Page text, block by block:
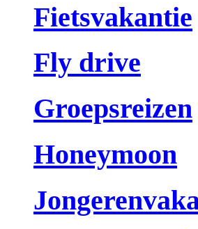
Fietsvakantie
Fly drive
Groepsreizen
Honeymoon